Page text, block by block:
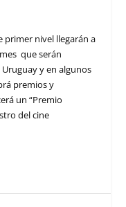
primer nivel llegarán a
que serán
y en algunos
premios y
un “Premio
del cine